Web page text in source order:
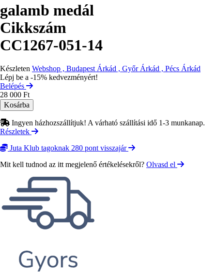
galamb medál
Cikkszám
CC1267-051-14
Készleten Webshop , Budapest Árkád , Győr Árkád , Pécs Árkád
Lépj be a -15% kedvezményért!
Belépés
28 000 Ft
Ingyen házhozszállítjuk! A várható szállítási idő 1-3 munkanap.
Részletek
Juta Klub tagoknak 280 pont visszajár
Mit kell tudnod az itt megjelenő értékelésekről? Olvasd el